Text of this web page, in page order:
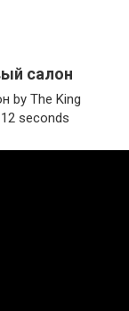
салон
by The King
seconds